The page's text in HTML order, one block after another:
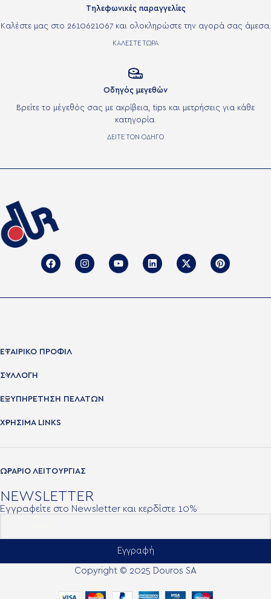
Τηλεφωνικές παραγγελίες
Καλέστε μας στο 2610621067 και ολοκληρώστε την αγορά σας άμεσα.
ΚΑΛΕΣΤΕ ΤΩΡΑ

Οδηγός μεγεθών
Βρείτε το μέγεθός σας με ακρίβεια, tips και μετρήσεις για κάθε
κατηγορία.
ΔΕΙΤΕ ΤΟΝ ΟΔΗΓΟ
ΕΤΑΙΡΙΚΟ ΠΡΟΦΙΛ
ΣΥΛΛΟΓΗ
ΕΞΥΠΗΡΕΤΗΣΗ ΠΕΛΑΤΩΝ
ΧΡΉΣΙΜΑ LINKS
ΩΡΑΡΙΟ ΛΕΙΤΟΥΡΓΙΑΣ
NEWSLETTER
Εγγραφείτε στο Newsletter και κερδίστε 10%
Εγγραφή
Copyright © 2025 Douros SA